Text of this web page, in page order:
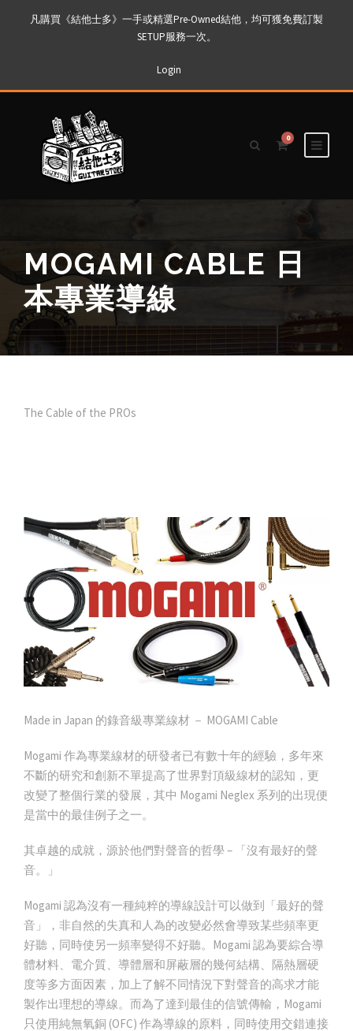
凡購買《結他士多》一手或精選Pre-Owned結他，均可獲免費訂製
SETUP服務一次。
Login
0
MOGAMI CABLE 日
本專業導線
The Cable of the PROs
Made in Japan 的錄音級專業線材 － MOGAMI Cable
Mogami 作為專業線材的研發者已有數十年的經驗，多年來
不斷的研究和創新不單提高了世界對頂級線材的認知，更
改變了整個行業的發展，其中 Mogami Neglex 系列的出現便
是當中的最佳例子之一。
其卓越的成就，源於他們對聲音的哲學 – 「沒有最好的聲
音。」
Mogami 認為沒有一種純粹的導線設計可以做到「最好的聲
音」，非自然的失真和人為的改變必然會導致某些頻率更
好聽，同時使另一頻率變得不好聽。Mogami 認為要綜合導
體材料、電介質、導體層和屏蔽層的幾何結構、隔熱層硬
度等多方面因素，加上了解不同情況下對聲音的高求才能
製作出理想的導線。而為了達到最佳的信號傳輸，Mogami
只使用純無氧銅 (OFC) 作為導線的原料，同時使用交錯連接